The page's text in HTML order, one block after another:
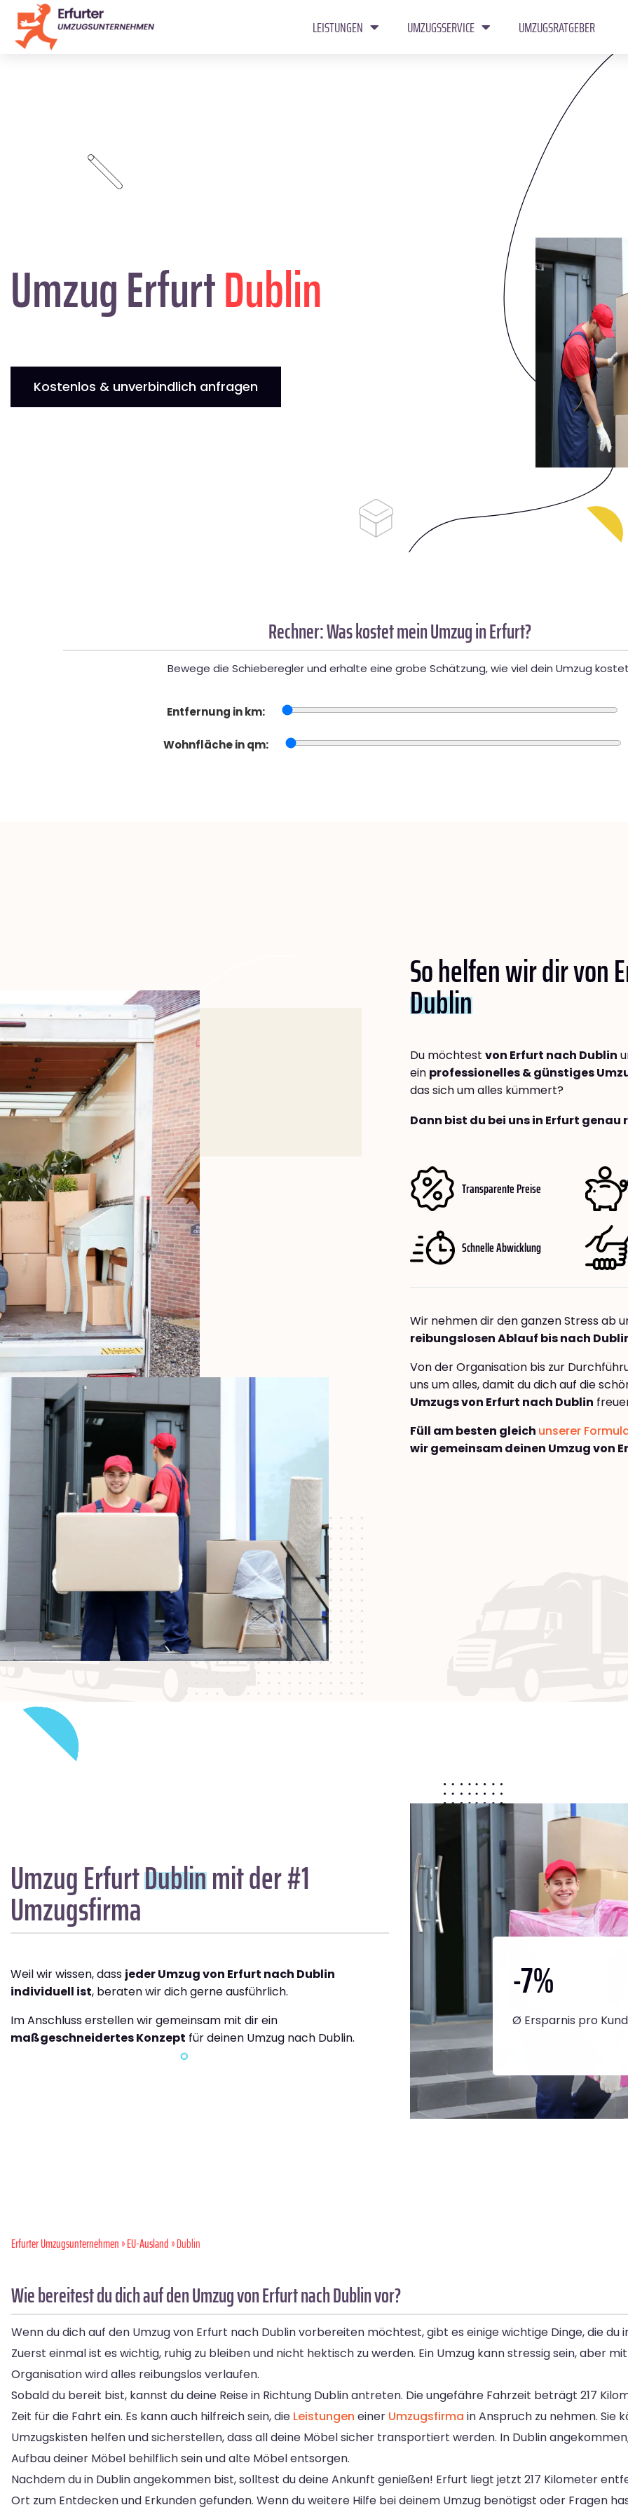
LEISTUNGEN UMZUGSSERVICE UMZUGSRATGEBER
Umzug ErfurtDublin
Kostenlos & unverbindlich anfragen
Rechner: Was kostet mein Umzug in Erfurt?
Bewege die Schieberegler und erhalte eine grobe Schätzung, wie viel dein Umzug
Entfernung in km:
Wohnfläche in qm:
So helfen wir dir von
Dublin
Du möchtest von Erfurt nach Dublin
ein professionelles & günstiges
das sich um alles kümmert?
Dann bist du bei uns in Erfurt
Transparente Preise
Schnelle Abwicklung
Wir nehmen dir den ganzen Stress ab
reibungslosen Ablauf bis nach
Von der Organisation bis zur
uns um alles, damit du dich auf die
Umzugs von Erfurt nach Dublin
Füll am besten gleich unserer
wir gemeinsam deinen Umzug von
Umzug ErfurtDublinmit der #1
Umzugsfirma
Weil wir wissen, dass jeder Umzug von Erfurt nach Dublin
individuell ist, beraten wir dich gerne ausführlich.
Im Anschluss erstellen wir gemeinsam mit dir ein
maßgeschneidertes Konzept für deinen Umzug nach Dublin.
-7%
Ø Ersparnis pro
Erfurter Umzugsunternehmen»EU-Ausland» Dublin
Wie bereitest du dich auf den Umzug von Erfurt nach Dublin vor?
Wenn du dich auf den Umzug von Erfurt nach Dublin vorbereiten möchtest, gibt es einige wichtige Dinge, die du
Zuerst einmal ist es wichtig, ruhig zu bleiben und nicht hektisch zu werden. Ein Umzug kann stressig sein, aber
Organisation wird alles reibungslos verlaufen.
Sobald du bereit bist, kannst du deine Reise in Richtung Dublin antreten. Die ungefähre Fahrzeit beträgt 217
Zeit für die Fahrt ein. Es kann auch hilfreich sein, die Leistungen einer Umzugsfirma in Anspruch zu nehmen. Sie
Umzugskisten helfen und sicherstellen, dass all deine Möbel sicher transportiert werden. In Dublin
Aufbau deiner Möbel behilflich sein und alte Möbel entsorgen.
Nachdem du in Dublin angekommen bist, solltest du deine Ankunft genießen! Erfurt liegt jetzt 217 Kilometer
Ort zum Entdecken und Erkunden gefunden. Wenn du weitere Hilfe bei deinem Umzug benötigst oder Fragen